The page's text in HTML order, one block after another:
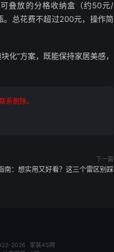
叠放的分格收纳盒（约50元/
。总花费不超过200元，操作简
化”方案，既能保持家居美感，
系删除。
下一篇
南：想实用又好看？这三个雷区别踩
2026
家装4S网